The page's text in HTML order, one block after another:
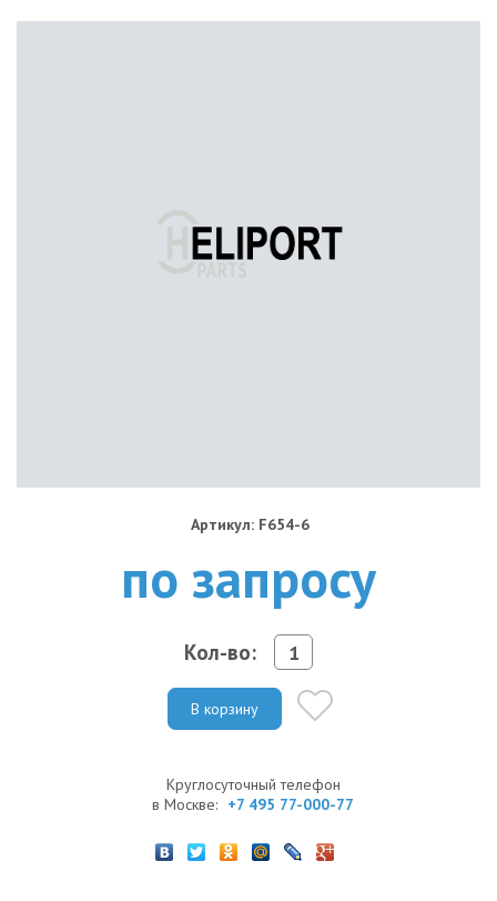
Артикул: F654-6
по запросу
Кол-во:
В корзину
Круглосуточный телефон
в Москве: +7 495 77-000-77